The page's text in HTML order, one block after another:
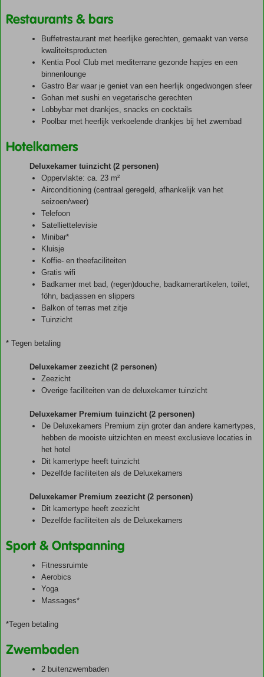
Restaurants & bars
Buffetrestaurant met heerlijke gerechten, gemaakt van verse
kwaliteitsproducten
Kentia Pool Club met mediterrane gezonde hapjes en een
binnenlounge
Gastro Bar waar je geniet van een heerlijk ongedwongen sfeer
Gohan met sushi en vegetarische gerechten
Lobbybar met drankjes, snacks en cocktails
Poolbar met heerlijk verkoelende drankjes bij het zwembad
Hotelkamers
Deluxekamer tuinzicht (2 personen)
Oppervlakte: ca. 23 m²
Airconditioning (centraal geregeld, afhankelijk van het
seizoen/weer)
Telefoon
Satelliettelevisie
Minibar*
Kluisje
Koffie- en theefaciliteiten
Gratis wifi
Badkamer met bad, (regen)douche, badkamerartikelen, toilet,
föhn, badjassen en slippers
Balkon of terras met zitje
Tuinzicht
* Tegen betaling
Deluxekamer zeezicht (2 personen)
Zeezicht
Overige faciliteiten van de deluxekamer tuinzicht
Deluxekamer Premium tuinzicht (2 personen)
De Deluxekamers Premium zijn groter dan andere kamertypes,
hebben de mooiste uitzichten en meest exclusieve locaties in
het hotel
Dit kamertype heeft tuinzicht
Dezelfde faciliteiten als de Deluxekamers
Deluxekamer Premium zeezicht (2 personen)
Dit kamertype heeft zeezicht
Dezelfde faciliteiten als de Deluxekamers
Sport & Ontspanning
Fitnessruimte
Aerobics
Yoga
Massages*
*Tegen betaling
Zwembaden
2 buitenzwembaden